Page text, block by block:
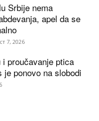
Srbije nema
apel da se
7, 2026
proučavanje ptica
ponovo na slobodi